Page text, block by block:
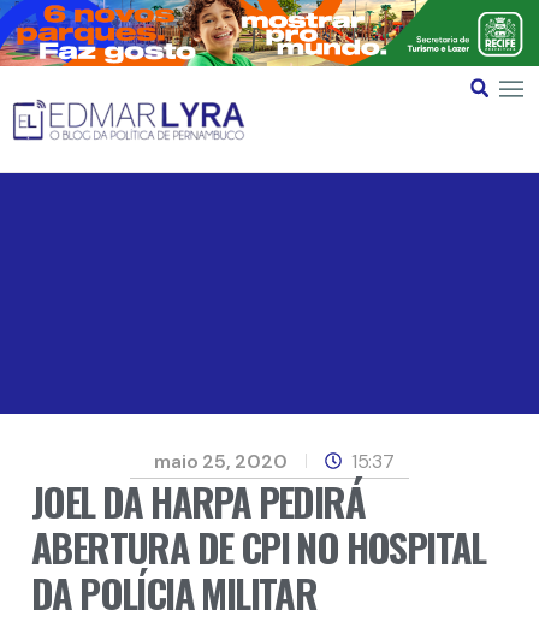
maio 25, 2020 15:37
JOEL DA HARPA PEDIRÁ
ABERTURA DE CPI NO HOSPITAL
DA POLÍCIA MILITAR